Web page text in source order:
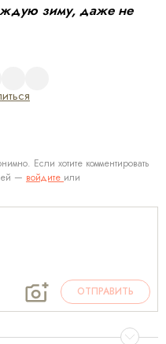
зиму, даже не
Если хотите комментировать
— войдите или
ОТПРАВИТЬ